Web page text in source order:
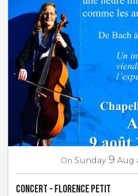
On Sunday 9 Aug
Concert - Florence Petit